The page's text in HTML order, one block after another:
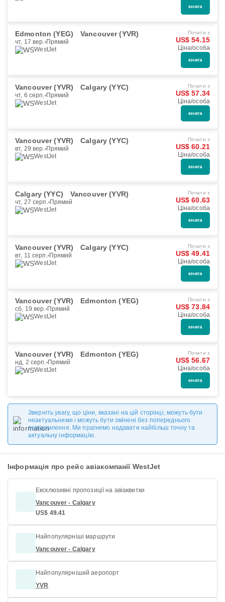
книга
Edmonton (YEG) Vancouver (YVR)
чт, 17 вер. Прямий
WestJet
Почати з
US$ 54.15
Ціна/особа
книга
Vancouver (YVR) Calgary (YYC)
чт, 6 серп. Прямий
WestJet
Почати з
US$ 57.34
Ціна/особа
книга
Vancouver (YVR) Calgary (YYC)
вт, 29 вер. Прямий
WestJet
Почати з
US$ 60.21
Ціна/особа
книга
Calgary (YYC) Vancouver (YVR)
чт, 27 серп. Прямий
WestJet
Почати з
US$ 60.63
Ціна/особа
книга
Vancouver (YVR) Calgary (YYC)
вт, 11 серп. Прямий
WestJet
Почати з
US$ 49.41
Ціна/особа
книга
Vancouver (YVR) Edmonton (YEG)
сб, 19 вер. Прямий
WestJet
Почати з
US$ 73.84
Ціна/особа
книга
Vancouver (YVR) Edmonton (YEG)
нд, 2 серп. Прямий
WestJet
Почати з
US$ 56.67
Ціна/особа
книга
Зверніть увагу, що ціни, вказані на цій сторінці, можуть бути
неактуальними і можуть бути змінені без попереднього
повідомлення. Ми прагнемо надавати найбільш точну та
актуальну інформацію.
Інформація про рейс авіакомпанії WestJet
Ексклюзивні пропозиції на авіаквитки
Vancouver - Calgary
US$ 49.41
Найпопулярніші маршрути
Vancouver - Calgary
Найпопулярніший аеропорт
YVR